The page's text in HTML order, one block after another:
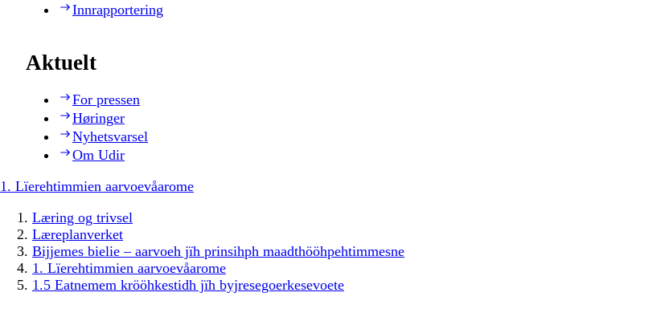
Innrapportering
Aktuelt
For pressen
Høringer
Nyhetsvarsel
Om Udir
1. Lïerehtimmien aarvoevåarome
Læring og trivsel
Læreplanverket
Bijjemes bielie – aarvoeh jïh prinsihph maadthööhpehtimmesne
1. Lïerehtimmien aarvoevåarome
1.5 Eatnemem krööhkestidh jïh byjresegoerkesevoete